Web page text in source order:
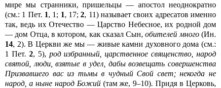
мире мы странники, пришельцы — апостол неоднократно
(см.: 1 Пет. 1, 1; 1, 17;2, 11) называет своих адресатов именно
так, ведь их Отечество — Царство Небесное, их родной дом
— дом Отца, в котором, как сказал Сын,обителей много(Ин.
14, 2). В Церкви же мы — живые камни духовного дома (см.:
1 Пет. 2, 5), род избранный, царственное священство, народ
святой, люди, взятые в удел, дабы возвещать совершенства
Призвавшего вас из тьмы в чудный Свой свет; некогда не
народ, а ныне народ Божий(там же, 9–10). Придя в Церковь,